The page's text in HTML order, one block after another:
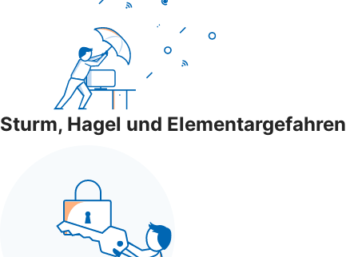
Sturm, Hagel und Elementargefahren